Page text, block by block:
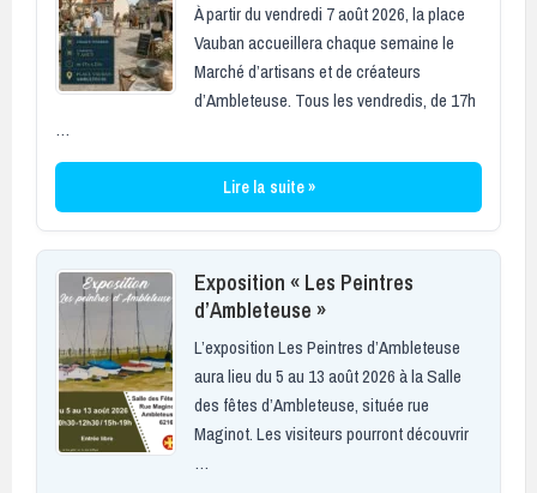
À partir du vendredi 7 août 2026, la place
Vauban accueillera chaque semaine le
Marché d’artisans et de créateurs
d’Ambleteuse. Tous les vendredis, de 17h
…
Lire la suite »
Exposition « Les Peintres
d’Ambleteuse »
L’exposition Les Peintres d’Ambleteuse
aura lieu du 5 au 13 août 2026 à la Salle
des fêtes d’Ambleteuse, située rue
Maginot. Les visiteurs pourront découvrir
…